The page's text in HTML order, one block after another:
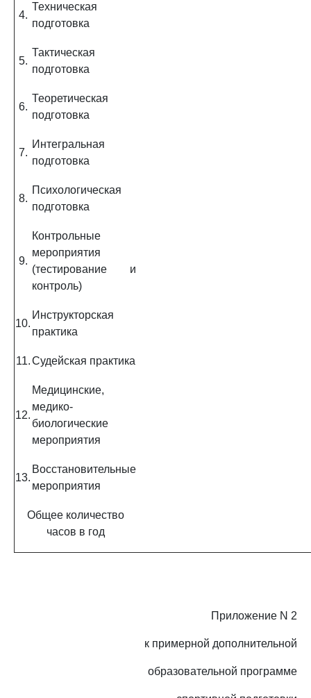
4.
Техническая
подготовка
5.
Тактическая
подготовка
6.
Теоретическая
подготовка
7.
Интегральная
подготовка
8.
Психологическая
подготовка
9.
Контрольные
мероприятия
(тестирование и
контроль)
10.
Инструкторская
практика
11.Судейская практика
12.
Медицинские,
медико-
биологические
мероприятия
13.
Восстановительные
мероприятия
Общее количество
часов в год
Приложение N 2
к примерной дополнительной
образовательной программе